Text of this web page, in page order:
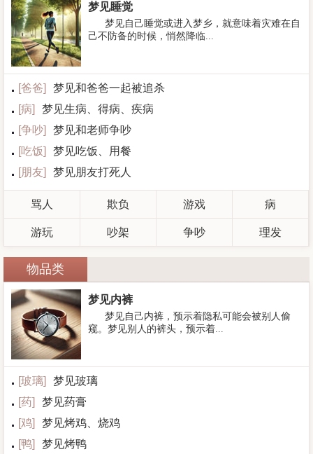
梦见睡觉
梦见自己睡觉或进入梦乡，就意味着灾难在自
己不防备的时候，悄然降临...
[爸爸]
梦见和爸爸一起被追杀
[病]
梦见生病、得病、疾病
[争吵]
梦见和老师争吵
[吃饭]
梦见吃饭、用餐
[朋友] 梦见朋友打死人
骂人 欺负 游戏 病
游玩 吵架 争吵 理发
物品类
梦见内裤
梦见自己内裤，预示着隐私可能会被别人偷
窥。梦见别人的裤头，预示着...
[玻璃]
梦见玻璃
[药]
梦见药膏
[鸡]
梦见烤鸡、烧鸡
[鸭] 梦见烤鸭